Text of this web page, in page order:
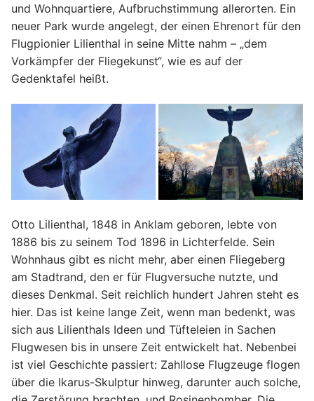
und Wohnquartiere, Aufbruchstimmung allerorten. Ein
neuer Park wurde angelegt, der einen Ehrenort für den
Flugpionier Lilienthal in seine Mitte nahm – „dem
Vorkämpfer der Fliegekunst“, wie es auf der
Gedenktafel heißt.
Otto Lilienthal, 1848 in Anklam geboren, lebte von
1886 bis zu seinem Tod 1896 in Lichterfelde. Sein
Wohnhaus gibt es nicht mehr, aber einen Fliegeberg
am Stadtrand, den er für Flugversuche nutzte, und
dieses Denkmal. Seit reichlich hundert Jahren steht es
hier. Das ist keine lange Zeit, wenn man bedenkt, was
sich aus Lilienthals Ideen und Tüfteleien in Sachen
Flugwesen bis in unsere Zeit entwickelt hat. Nebenbei
ist viel Geschichte passiert: Zahllose Flugzeuge flogen
über die Ikarus-Skulptur hinweg, darunter auch solche,